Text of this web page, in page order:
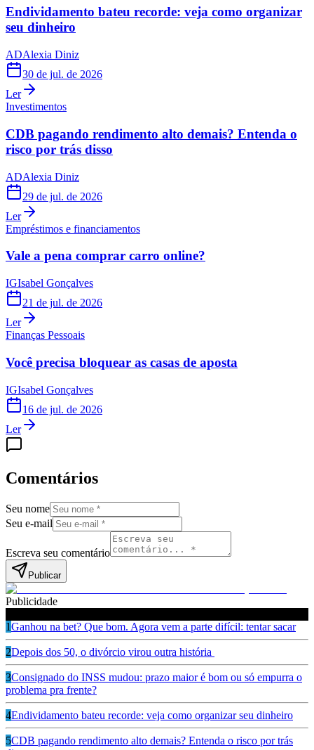
Endividamento bateu recorde: veja como organizar
seu dinheiro
ADAlexia Diniz
30 de jul. de 2026
Ler
Investimentos
CDB pagando rendimento alto demais? Entenda o
risco por trás disso
ADAlexia Diniz
29 de jul. de 2026
Ler
Empréstimos e financiamentos
Vale a pena comprar carro online?
IGIsabel Gonçalves
21 de jul. de 2026
Ler
Finanças Pessoais
Você precisa bloquear as casas de aposta
IGIsabel Gonçalves
16 de jul. de 2026
Ler
Comentários
Seu nome
Seu e-mail
Escreva seu comentário
Publicar
Publicidade
1Ganhou na bet? Que bom. Agora vem a parte difícil: tentar sacar
2Depois dos 50, o divórcio virou outra história
3Consignado do INSS mudou: prazo maior é bom ou só empurra o
problema pra frente?
4Endividamento bateu recorde: veja como organizar seu dinheiro
5CDB pagando rendimento alto demais? Entenda o risco por trás